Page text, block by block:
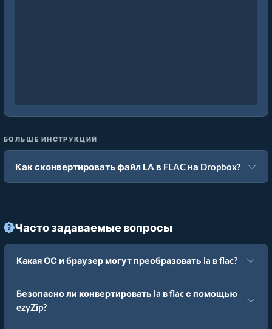
БОЛЬШЕ ИНСТРУКЦИЙ
Как сконвертировать файл LA в FLAC на Dropbox?
Часто задаваемые вопросы
Какая ОС и браузер могут преобразовать la в flac?
Безопасно ли конвертировать la в flac с помощью
ezyZip?